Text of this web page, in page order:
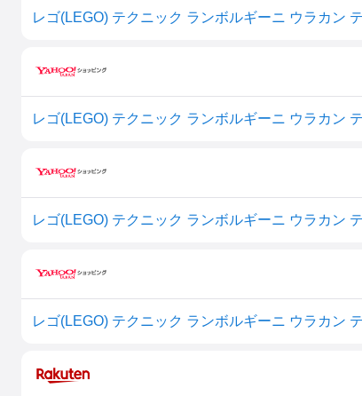
レゴ(LEGO) テクニック ランボルギーニ ウラカン
レゴ(LEGO) テクニック ランボルギーニ ウラカン